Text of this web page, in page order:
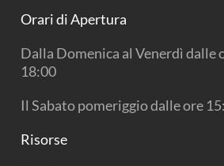
m
Orari di Apertura
Dalla Domenica al Venerdì dalle
18:00
Il Sabato pomeriggio dalle ore
Risorse